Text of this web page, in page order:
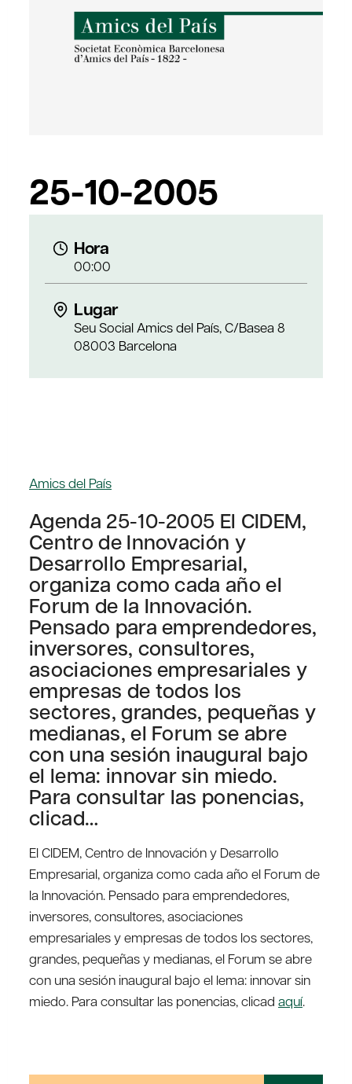
25-10-2005
Hora
00:00
Lugar
Seu Social Amics del País, C/Basea 8
08003 Barcelona
Amics del País
Agenda 25-10-2005 El CIDEM,
Centro de Innovación y
Desarrollo Empresarial,
organiza como cada año el
Forum de la Innovación.
Pensado para emprendedores,
inversores, consultores,
asociaciones empresariales y
empresas de todos los
sectores, grandes, pequeñas y
medianas, el Forum se abre
con una sesión inaugural bajo
el lema: innovar sin miedo.
Para consultar las ponencias,
clicad…
El CIDEM, Centro de Innovación y Desarrollo
Empresarial, organiza como cada año el Forum de
la Innovación. Pensado para emprendedores,
inversores, consultores, asociaciones
empresariales y empresas de todos los sectores,
grandes, pequeñas y medianas, el Forum se abre
con una sesión inaugural bajo el lema: innovar sin
miedo. Para consultar las ponencias, clicad aquí.